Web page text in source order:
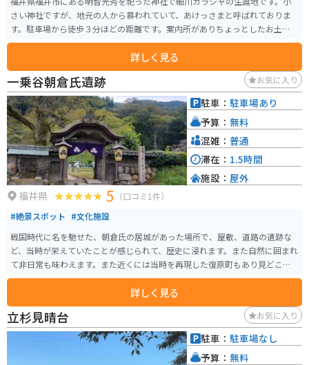
さい神社ですが、地元の人から慕われていて、あけっさまと呼ばれておりま
す。駐車場から徒歩３分ほどの距離です。案内所がありちょっとしたお土産も
売っています。色々教えて頂けます。
詳しく見る
一乗谷朝倉氏遺跡 お気に入り
福井県 5 （口コミ1件）
#絶景スポット #文化施設
戦国時代に名を馳せた、朝倉氏の居城があった場所で、屋敷、道路の遺跡な
ど、当時が栄えていたことが感じられて、歴史に浸れます。また自然に囲まれ
て非日常も味わえます。また近くには当時を再現した復原町もあり見どころ
がいっぱいです。
詳しく見る
駐車： 駐車場あり
予算： 無料
混雑： 普通
滞在： 1.5時間
施設： 屋外
立杉見晴台 お気に入り
駐車： 駐車場なし
予算： 無料